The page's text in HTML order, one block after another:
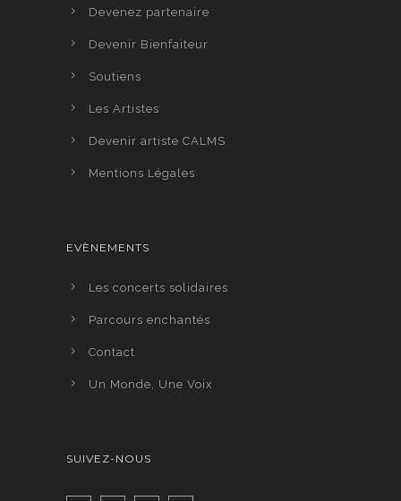
Devenez partenaire
Devenir Bienfaiteur
Soutiens
Les Artistes
Devenir artiste CALMS
Mentions Légales
EVÈNEMENTS
Les concerts solidaires
Parcours enchantés
Contact
Un Monde, Une Voix
SUIVEZ-NOUS